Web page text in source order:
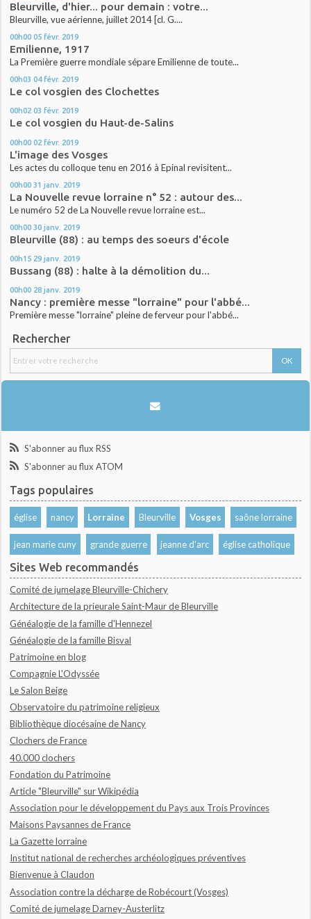
Bleurville, d'hier... pour demain : votre...
Bleurville, vue aérienne, juillet 2014 [cl. G....
00h00 05 févr. 2019
Emilienne, 1917
La Première guerre mondiale sépare Emilienne de toute...
00h03 04 févr. 2019
Le col vosgien des Clochettes
00h02 03 févr. 2019
Le col vosgien du Haut-de-Salins
00h00 02 févr. 2019
L'image des Vosges
Les actes du colloque tenu en 2016 à Epinal revisitent...
00h00 31 janv. 2019
La Nouvelle revue lorraine n° 52 : autour des...
Le numéro 52 de La Nouvelle revue lorraine est...
00h00 30 janv. 2019
Bleurville (88) : au temps des soeurs d'école
00h15 29 janv. 2019
Bussang (88) : halte à la démolition du...
00h00 28 janv. 2019
Nancy : première messe "lorraine" pour l'abbé...
Première messe "lorraine" pleine de ferveur pour l'abbé...
Rechercher
S'abonner au flux RSS
S'abonner au flux ATOM
Tags populaires
église nancy Lorraine Bleurville Vosges saône lorraine
jean marie cuny grande guerre jeanne d'arc église catholique
Sites Web recommandés
Comité de jumelage Bleurville-Chichery
Architecture de la prieurale Saint-Maur de Bleurville
Généalogie de la famille d'Hennezel
Généalogie de la famille Bisval
Patrimoine en blog
Compagnie L'Odyssée
Le Salon Beige
Observatoire du patrimoine religieux
Bibliothèque diocésaine de Nancy
Clochers de France
40.000 clochers
Fondation du Patrimoine
Article "Bleurville" sur Wikipédia
Association pour le développement du Pays aux Trois Provinces
Maisons Paysannes de France
La Gazette lorraine
Institut national de recherches archéologiques préventives
Bienvenue à Claudon
Association contre la décharge de Robécourt (Vosges)
Comité de jumelage Darney-Austerlitz